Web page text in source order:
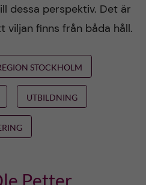
dessa perspektiv. Det är
viljan finns från båda håll.
STOCKHOLM
UTBILDNING
Petter